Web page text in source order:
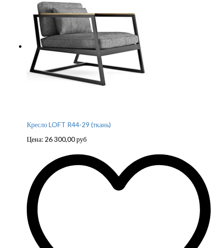
Кресло LOFT R44-29 (ткань)
Цена: 26 300,00руб